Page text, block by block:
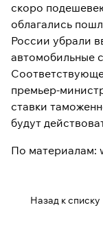
скоро
облагались
России убрали
автомобильные
премьер-
ставки
будут
По материалам:
Назад к списку